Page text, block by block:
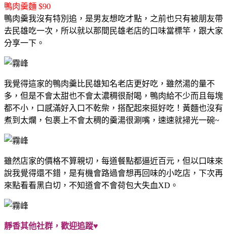
鴨肉羹麵 $90
鴨肉羹我沒有特別追，是男友想吃才點，之前也只有被朋友帶
去民雄吃一次，所以就以那間民雄老店的口味當標竿，跟大家
分享一下。
我覺得這家的鴨肉羹比民雄知名老店更好吃，雖然湯的量不
多，但是不會太甜也不會太濃稠很耐喝，鴨肉給不少而且每塊
都不小，口感滿好入口不乾柴，搭配起來挺好吃！黃麵也沒有
煮到太爛，包裹上不會太稠的羹湯很涮嘴，速速就掃光一碗~
雖然店家的價格不算親切，每道餐點都逼近百元，但以口味來
說我覺得還不錯，是有機會路過會想再回味的小吃店，下次再
來點看看黑白切，不知道會不會荷包大失血XD。
靜香其他社群，歡迎追蹤♥